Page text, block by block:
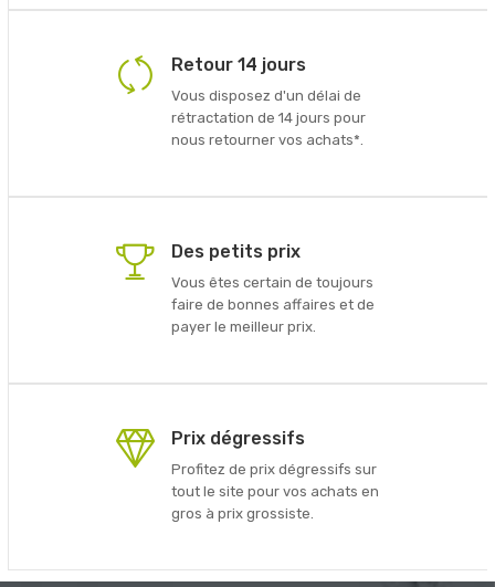
Retour 14 jours
Vous disposez d'un délai de
rétractation de 14 jours pour
nous retourner vos achats*.
Des petits prix
Vous êtes certain de toujours
faire de bonnes affaires et de
payer le meilleur prix.
Prix dégressifs
Profitez de prix dégressifs sur
tout le site pour vos achats en
gros à prix grossiste.